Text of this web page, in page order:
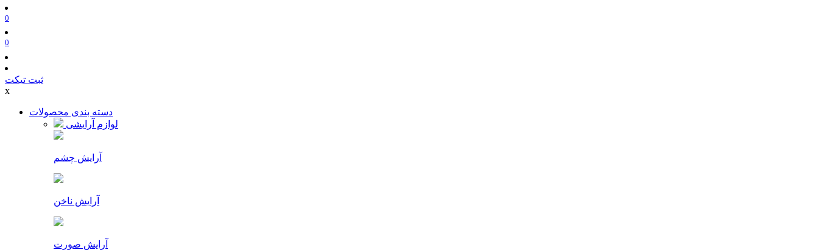
0
0
ثبت تیکت
x
دسته بندی محصولات
لوازم آرایشی
آرایش چشم
آرایش ناخن
آرایش صورت